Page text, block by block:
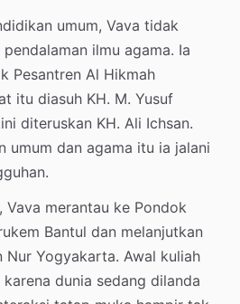
umum, Vava tidak
ilmu agama. Ia
Pesantren Al Hikmah
itu diasuh KH. M. Yusuf
diteruskan KH. Ali Ichsan.
umum dan agama itu ia jalani
Vava merantau ke Pondok
Bantul dan melanjutkan
Nur Yogyakarta. Awal kuliah
dunia sedang dilanda